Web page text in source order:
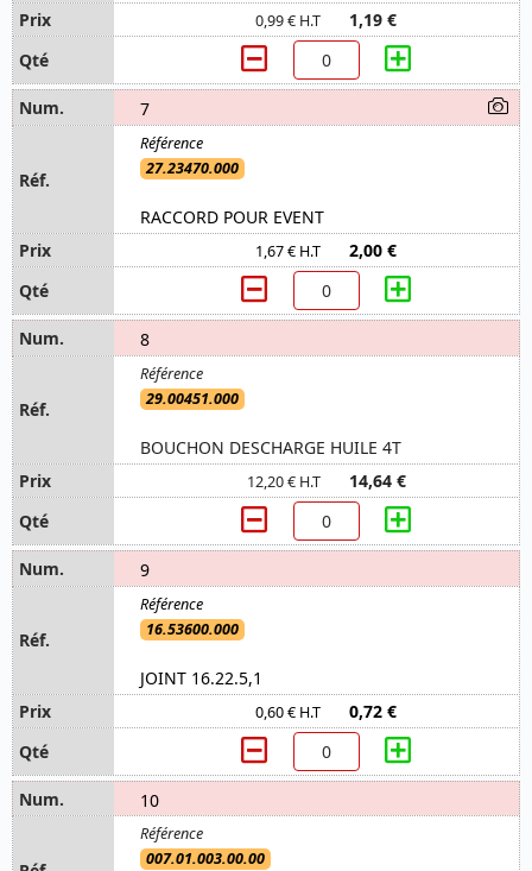
0,99 € H.T 1,19 €
7
27.23470.000
RACCORD POUR EVENT
1,67 € H.T 2,00 €
8
29.00451.000
BOUCHON DESCHARGE HUILE 4T
12,20 € H.T 14,64 €
9
16.53600.000
JOINT 16.22.5,1
0,60 € H.T 0,72 €
10
007.01.003.00.00